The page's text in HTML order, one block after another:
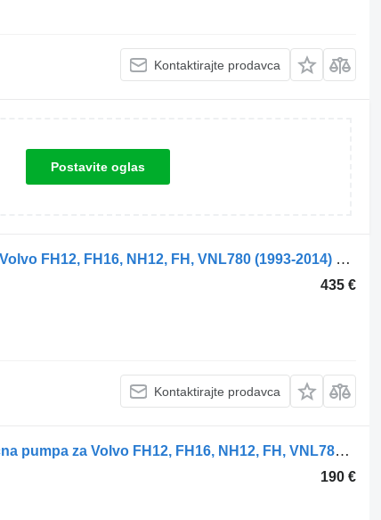
Kontaktirajte prodavca
Postavite oglas
Parker F01-041-R hidraulična pumpa za Volvo FH12, FH16, NH12, FH, VNL780 (1993-2014) kamiona
435 €
Kontaktirajte prodavca
Parker FH16 (01.93-) F01-061-R hidraulična pumpa za Volvo FH12, FH16, NH12, FH, VNL780 (1993-2014) kamiona
190 €